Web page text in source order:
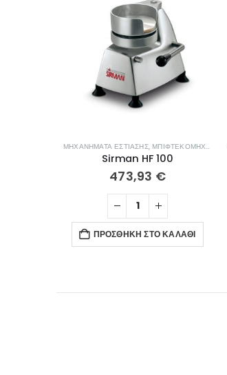
ΜΗΧΑΝΉΜΑΤΑ ΕΣΤΊΑΣΗΣ, ΜΠΙΦΤΕΚΟΜΗΧΑΝΈΣ
Sirman HF 100
473,93 €
ΠΡΟΣΘΉΚΗ ΣΤΟ ΚΑΛΆΘΙ